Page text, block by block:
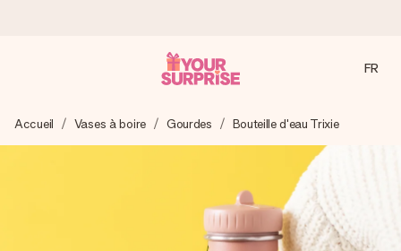
Nous préparons votre cadeau avec attention et l’envoyons
en un éclair – pour que vous puissiez l’offrir au bon moment,
4,7 (sur la base de +15 000 avis)
FR
Accueil Vases à boire Gourdes Bouteille d'eau Trixie